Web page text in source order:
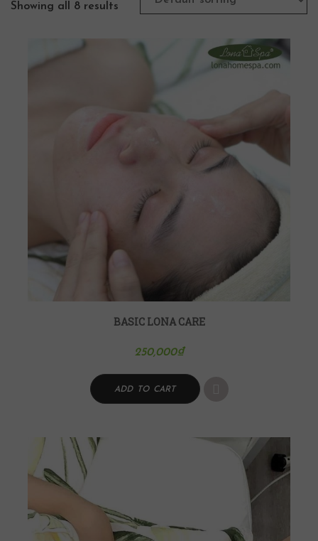
Showing all 8 results
BASIC LONA CARE
250,000₫
ADD TO CART